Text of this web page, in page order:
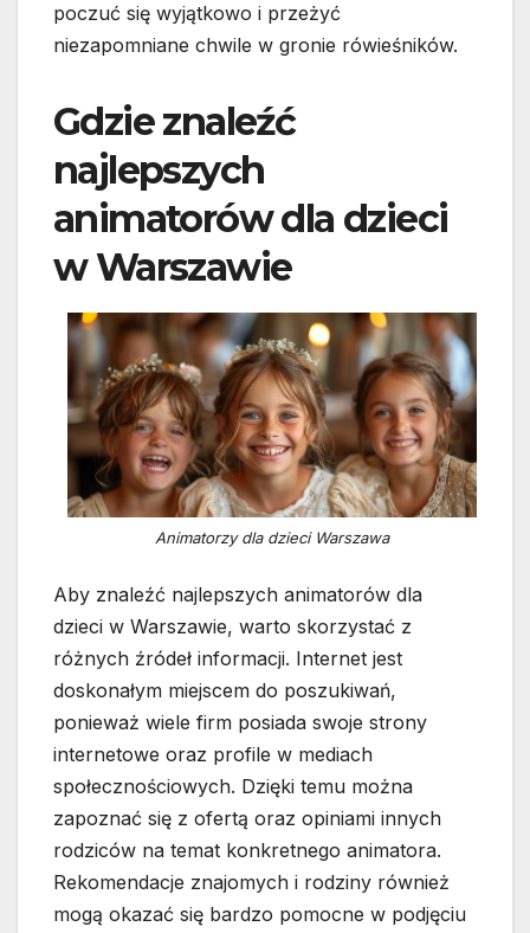
poczuć się wyjątkowo i przeżyć
niezapomniane chwile w gronie rówieśników.
Gdzie znaleźć
najlepszych
animatorów dla dzieci
w Warszawie
Animatorzy dla dzieci Warszawa
Aby znaleźć najlepszych animatorów dla
dzieci w Warszawie, warto skorzystać z
różnych źródeł informacji. Internet jest
doskonałym miejscem do poszukiwań,
ponieważ wiele firm posiada swoje strony
internetowe oraz profile w mediach
społecznościowych. Dzięki temu można
zapoznać się z ofertą oraz opiniami innych
rodziców na temat konkretnego animatora.
Rekomendacje znajomych i rodziny również
mogą okazać się bardzo pomocne w podjęciu